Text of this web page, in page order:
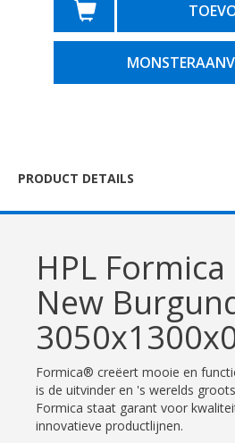
PRODUCT DETAILS
HPL Formica
New
Formica® creëert mooie en
is de uitvinder en 's werelds
Formica staat garant voor
innovatieve productlijnen.